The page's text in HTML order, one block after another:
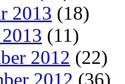
2013 (18)
(11)
2012 (22)
2012 (36)